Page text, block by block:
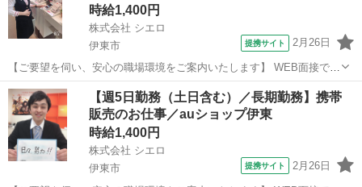
時給1,400円
株式会社 シエロ
伊東市
提携サイト 2月26日
【ご要望を伺い、安心の職場環境をご案内いたします】 WEB面接で即
対応OK！ もちろん対面でもOK！ご希望の方でお会いしましょう♪ 入
社祝い金が最大10万円！※規定あり シフト制だからプライベートもし
っかり確保♪人気のお仕...
静岡 伊東市 携帯ショップ
【週5日勤務（土日含む）／長期勤務】携帯
販売のお仕事／auショップ伊東
時給1,400円
株式会社 シエロ
伊東市
提携サイト 2月26日